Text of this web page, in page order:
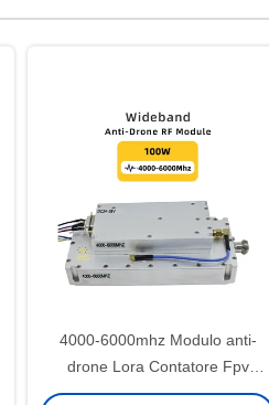
4000-6000mhz Modulo anti-
drone Lora Contatore Fpv
Modulo 300-6000mhz 100W